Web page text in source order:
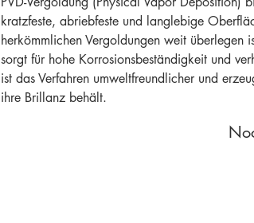
kratzfeste, abriebfeste und langlebige
herkömmlichen Vergoldungen weit überlegen
sorgt für hohe Korrosionsbeständigkeit und
ist das Verfahren umweltfreundlicher und
ihre Brillanz behält.